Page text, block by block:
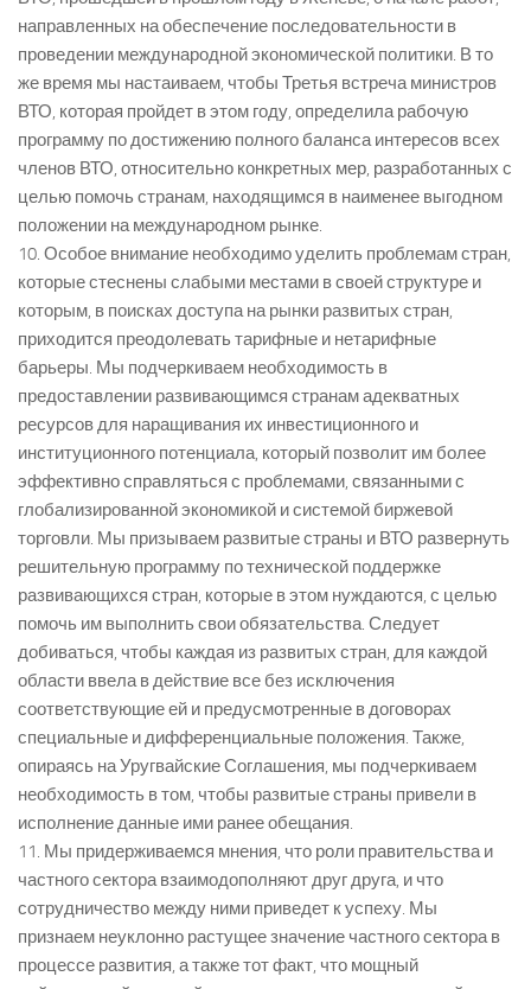
направленных на обеспечение последовательности в
проведении международной экономической политики. В то
же время мы настаиваем, чтобы Третья встреча министров
ВТО, которая пройдет в этом году, определила рабочую
программу по достижению полного баланса интересов всех
членов ВТО, относительно конкретных мер, разработанных с
целью помочь странам, находящимся в наименее выгодном
положении на международном рынке.
10. Особое внимание необходимо уделить проблемам стран,
которые стеснены слабыми местами в своей структуре и
которым, в поисках доступа на рынки развитых стран,
приходится преодолевать тарифные и нетарифные
барьеры. Мы подчеркиваем необходимость в
предоставлении развивающимся странам адекватных
ресурсов для наращивания их инвестиционного и
институционного потенциала, который позволит им более
эффективно справляться с проблемами, связанными с
глобализированной экономикой и системой биржевой
торговли. Мы призываем развитые страны и ВТО развернуть
решительную программу по технической поддержке
развивающихся стран, которые в этом нуждаются, с целью
помочь им выполнить свои обязательства. Следует
добиваться, чтобы каждая из развитых стран, для каждой
области ввела в действие все без исключения
соответствующие ей и предусмотренные в договорах
специальные и дифференциальные положения. Также,
опираясь на Уругвайские Соглашения, мы подчеркиваем
необходимость в том, чтобы развитые страны привели в
исполнение данные ими ранее обещания.
11. Мы придерживаемся мнения, что роли правительства и
частного сектора взаимодополняют друг друга, и что
сотрудничество между ними приведет к успеху. Мы
признаем неуклонно растущее значение частного сектора в
процессе развития, а также тот факт, что мощный